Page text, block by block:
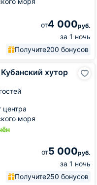
от4 000руб.
за 1 ночь
Получите200 бонусов
хутор
центра
моря
от5 000руб.
за 1 ночь
Получите250 бонусов